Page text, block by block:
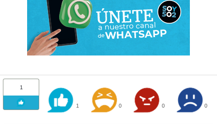
1
1 0 0 0